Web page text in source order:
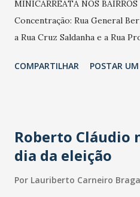
MINICARREATA NOS
Concentração: Rua General
a Rua Cruz Saldanha e a Rua
de chegada do candidato:
2012 * CAFÉ DA MANHÃ COM
PREFEITA LUIZIANNE LINS
VOTAÇÃO DO CANDIDATO
COMPARTILHAR POSTAR
Roberto Cláudio
dia da eleição
Por Lauriberto Carneiro Braga